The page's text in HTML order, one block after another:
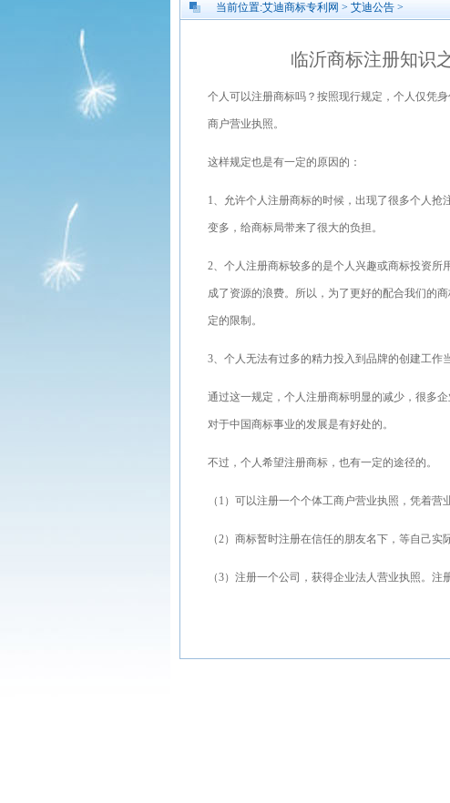
当前位置:艾迪商标专利网 > 艾迪公告 >
临沂商标注册知识
个人可以注册商标吗？按照现行规定，个人仅凭
商户营业执照。
这样规定也是有一定的原因的：
1、允许个人注册商标的时候，出现了很多个人
变多，给商标局带来了很大的负担。
2、个人注册商标较多的是个人兴趣或商标投资
成了资源的浪费。所以，为了更好的配合我们的
定的限制。
3、个人无法有过多的精力投入到品牌的创建工作
通过这一规定，个人注册商标明显的减少，很多
对于中国商标事业的发展是有好处的。
不过，个人希望注册商标，也有一定的途径的。
（1）可以注册一个个体工商户营业执照，凭着营
（2）商标暂时注册在信任的朋友名下，等自己实
（3）注册一个公司，获得企业法人营业执照。注